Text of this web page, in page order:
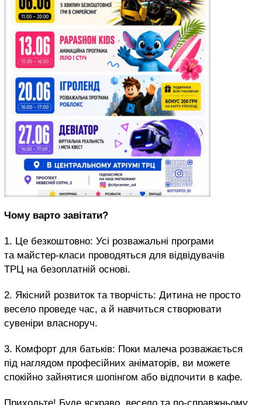
Чому варто завітати?
1. Це безкоштовно: Усі розважальні програми
та майстер-класи проводяться для відвідувачів
ТРЦ на безоплатній основі.
2. Якісний розвиток та творчість: Дитина не просто
весело проведе час, а й навчиться створювати
сувеніри власноруч.
3. Комфорт для батьків: Поки малеча розважається
під наглядом професійних аніматорів, ви можете
спокійно зайнятися шопінгом або відпочити в кафе.
Приходьте! Буде яскраво, весело та по-справжньому